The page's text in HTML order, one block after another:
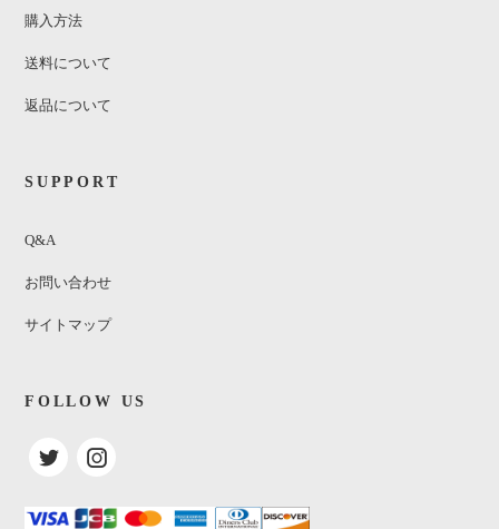
Magic Sam Blues Band / Black Magic
購入方法
送料について
返品について
SUPPORT
Q&A
お問い合わせ
サイトマップ
FOLLOW US